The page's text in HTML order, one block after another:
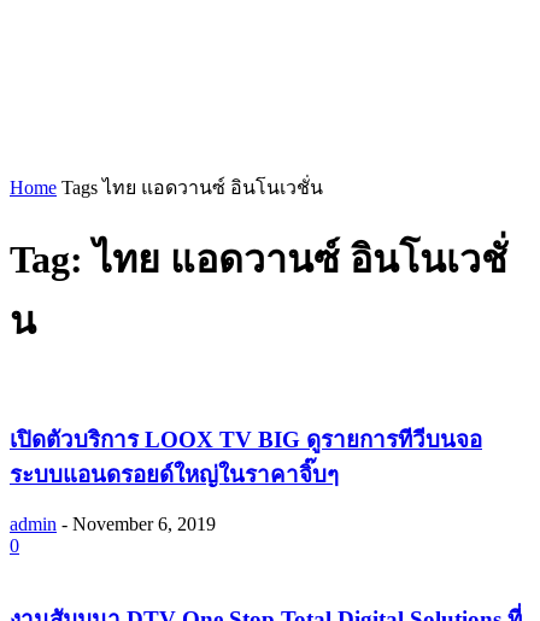
Home Tags ไทย แอดวานซ์ อินโนเวชั่น
Tag: ไทย แอดวานซ์ อินโนเวชั่
น
เปิดตัวบริการ LOOX TV BIG ดูรายการทีวีบนจอ
ระบบแอนดรอยด์ใหญ่ในราคาจิ๊บๆ
admin - November 6, 2019
0